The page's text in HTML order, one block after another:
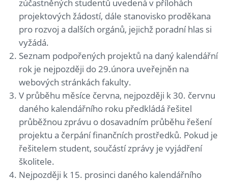
zúčastněných studentů uvedená v přílohách
projektových žádostí, dále stanovisko proděkana
pro rozvoj a dalších orgánů, jejichž poradní hlas si
vyžádá.
Seznam podpořených projektů na daný kalendářní
rok je nejpozději do 29.února uveřejněn na
webových stránkách fakulty.
V průběhu měsíce června, nejpozději k 30. červnu
daného kalendářního roku předkládá řešitel
průběžnou zprávu o dosavadním průběhu řešení
projektu a čerpání finančních prostředků. Pokud je
řešitelem student, součástí zprávy je vyjádření
školitele.
Nejpozději k 15. prosinci daného kalendářního